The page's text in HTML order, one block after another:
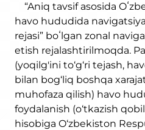
“Aniq tavsif asosida
havo hududida
rejasi” boʻlgan zonal
etish rejalashtirilmoqda.
(yoqilg'ini to‘g‘ri tejash,
bilan bog‘liq boshqa
muhofaza qilish) havo
foydalanish (o‘tkazish
hisobiga O‘zbekiston